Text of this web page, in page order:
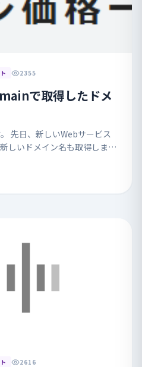
2355
で取得したドメ
しいドメイン名も取得しまし
かってし...
2616